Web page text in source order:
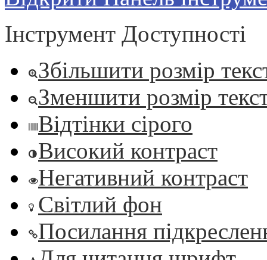
Інструмент Доступності
Збільшити розмір
Зменшити розмір
Відтінки сірого
Високий контраст
Негативний контраст
Світлий фон
Посилання